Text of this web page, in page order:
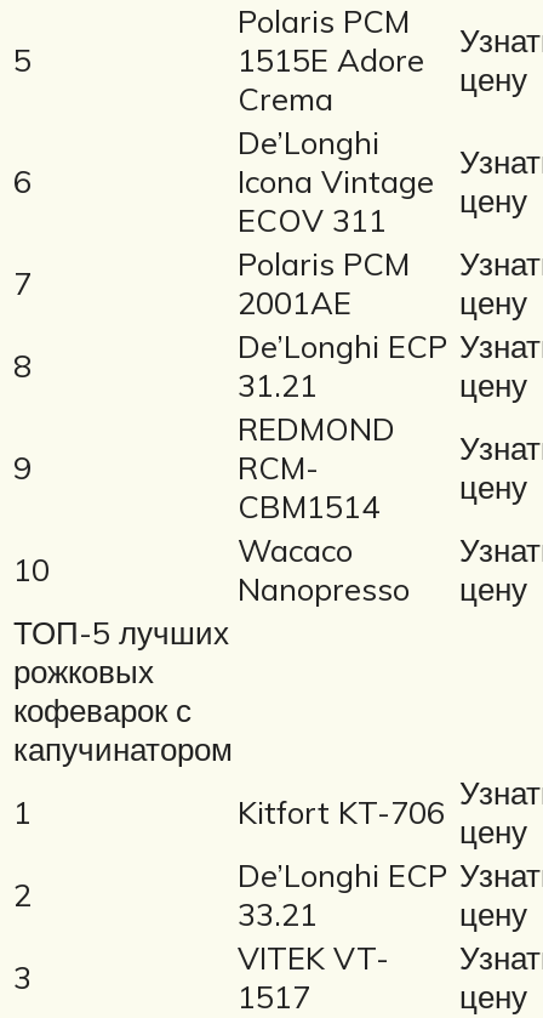
5
Polaris PCM
1515E Adore
Crema
цену
6
De’Longhi
Icona Vintage
ECOV 311
цену
7
Polaris PCM
2001AE
цену
8
De’Longhi ECP
31.21
цену
9
REDMOND
RCM-
CBM1514
цену
10
Wacaco
Nanopresso
цену
ТОП-5 лучших
рожковых
кофеварок с
капучинатором
1
Kitfort KT-706 цену
2
De’Longhi ECP
33.21
цену
3
VITEK VT-
1517
цену